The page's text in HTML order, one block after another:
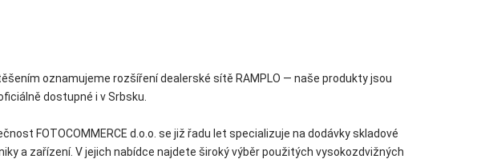
oznamujeme rozšíření dealerské sítě RAMPLO — naše produkty jsou
dostupné i v Srbsku.
FOTOCOMMERCE d.o.o. se již řadu let specializuje na dodávky skladové
a zařízení. V jejich nabídce najdete široký výběr použitých vysokozdvižných